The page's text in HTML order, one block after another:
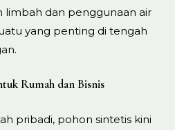
dan penggunaan air
yang penting di tengah
Rumah dan Bisnis
pribadi, pohon sintetis kini